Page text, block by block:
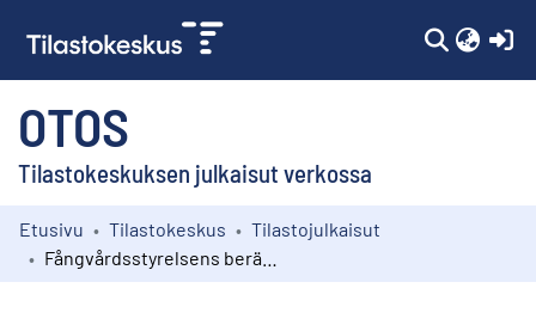
OTOS
Tilastokeskuksen julkaisut verkossa
Kokoelmat
Etusivu Tilastokeskus
Tilastojulkaisut